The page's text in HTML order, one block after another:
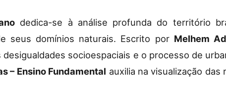
dedica-se à análise profunda do território
seus domínios naturais. Escrito por Melhem
socioespaciais e o processo de
– Ensino Fundamental auxilia na visualização